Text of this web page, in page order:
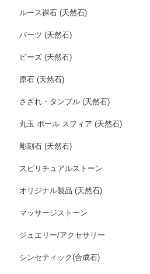
ルース裸石 (天然石)
パーツ (天然石)
ビーズ (天然石)
原石 (天然石)
さざれ・タンブル (天然石)
丸玉 ボール スフィア (天然石)
彫刻石 (天然石)
スピリチュアルストーン
オリジナル製品 (天然石)
マッサージストーン
ジュエリー/アクセサリー
シンセティック(合成石)